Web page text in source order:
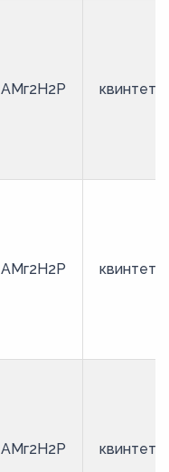
АМг2Н2Р квинтет
АМг2Н2Р квинтет
АМг2Н2Р квинтет